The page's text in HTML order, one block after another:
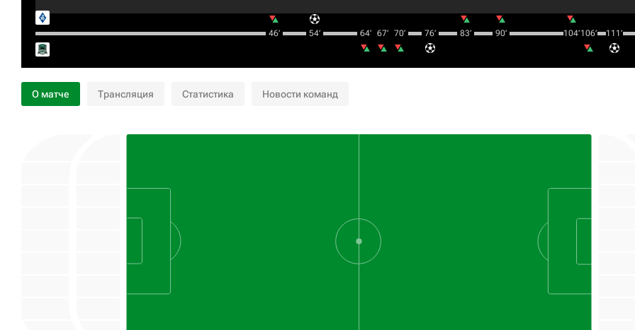
46‎’‎ 54‎’‎ 64‎’‎ 67‎’‎ 70‎’‎ 76‎’‎ 83‎’‎ 90‎’‎ 104‎’‎106‎’‎ 111‎’‎
О матче Трансляция Статистика Новости команд